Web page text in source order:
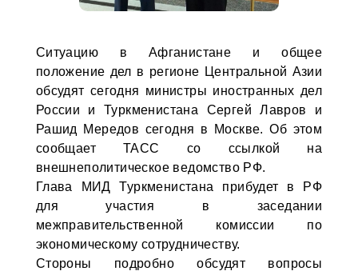
Ситуацию в Афганистане и общее
положение дел в регионе Центральной Азии
обсудят сегодня министры иностранных дел
России и Туркменистана Сергей Лавров и
Рашид Мередов сегодня в Москве. Об этом
сообщает ТАСС со ссылкой на
внешнеполитическое ведомство РФ.
Глава МИД Туркменистана прибудет в РФ
для участия в заседании
межправительственной комиссии по
экономическому сотрудничеству.
Стороны подробно обсудят вопросы